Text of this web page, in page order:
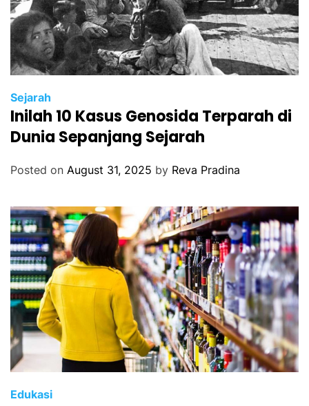
Sejarah
Inilah 10 Kasus Genosida Terparah di
Dunia Sepanjang Sejarah
Posted on August 31, 2025 by Reva Pradina
Edukasi